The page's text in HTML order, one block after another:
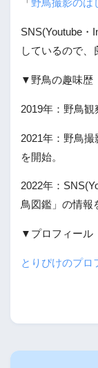
「 野鳥撮影のは
SNS(Youtube・
しているので、
▼野鳥の趣味歴
2019年：野鳥
2021年：野鳥
を開始。
2022年：
鳥図鑑」の情報
▼プロフィール
とりぴけのプロ